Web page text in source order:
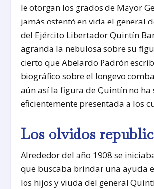
le otorgan los grados de Mayor
jamás ostentó en vida el general
del Ejército Libertador Quintín
agranda la nebulosa sobre su
cierto que Abelardo Padrón
biográfico sobre el longevo
aún así la figura de Quintín no ha
eficientemente presentada a los
Los olvidos
Alrededor del año 1908 se
que buscaba brindar una ayuda
los hijos y viuda del general